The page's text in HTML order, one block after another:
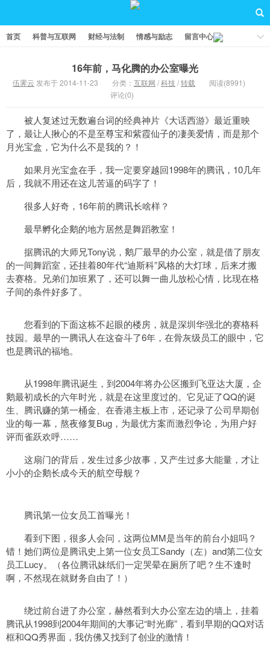
首页 科普与互联网 财经与法制 情感与励志 留言中心
16年前，马化腾的办公室曝光
伍霁云 发布于 2014-11-23 分类： 互联网 /科技/转载
阅读(8991)
评论(0)
被人复述过无数遍台词的经典神片《大话西游》最近重映
了，最让人揪心的不是至尊宝和紫霞仙子的凄美爱情，而是那个
月光宝盒，它为什么不是我的？！
如果月光宝盒在手，我一定要穿越回1998年的腾讯，10几年
后，我就不用还在这儿苦逼的码字了！
很多人好奇，16年前的腾讯长啥样？
最早孵化企鹅的地方居然是舞蹈教室！
据腾讯的大师兄Tony说，鹅厂最早的办公室，就是借了朋友
的一间舞蹈室，还挂着80年代“迪斯科”风格的大灯球，后来才搬
去赛格。兄弟们加班累了，还可以舞一曲儿放松心情，比现在格
子间的条件好多了。
您看到的下面这栋不起眼的楼房，就是深圳华强北的赛格科
技园。最早的一腾讯人在这奋斗了6年，在骨灰级员工的眼中，它
也是腾讯的福地。
从1998年腾讯诞生，到2004年将办公区搬到飞亚达大厦，企
鹅最初成长的六年时光，就是在这里度过的。它见证了QQ的诞
生、腾讯赚的第一桶金、在香港主板上市，还记录了公司早期创
业的每一幕，熬夜修复Bug，为最优方案而激烈争论，为用户好
评而雀跃欢呼……
这扇门的背后，发生过多少故事，又产生过多大能量，才让
小小的企鹅长成今天的航空母舰？
腾讯第一位女员工首曝光！
看到下图，很多人会问，这两位MM是当年的前台小姐吗？
错！她们两位是腾讯史上第一位女员工Sandy（左）and第二位女
员工Lucy。（各位腾讯妹纸们一定哭晕在厕所了吧？生不逢时
啊，不然现在就财务自由了！）
绕过前台进了办公室，赫然看到大办公室左边的墙上，挂着
腾讯从1998到2004年期间的大事记“时光廊”，看到早期的QQ对话
框和QQ秀界面，我仿佛又找到了创业的激情！